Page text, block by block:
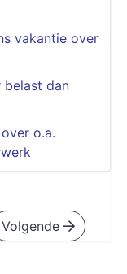
vakantie over
belast dan
o.a.
Volgende